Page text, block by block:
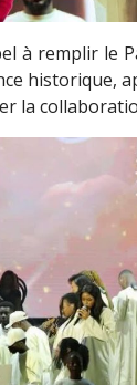
à remplir le
historique,
la